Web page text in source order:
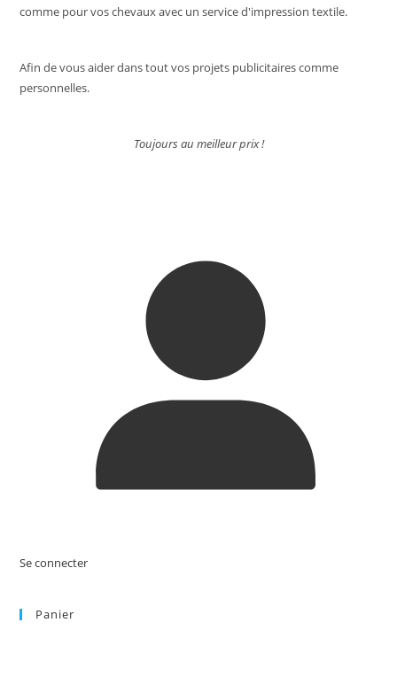
comme pour vos chevaux avec un service d'impression textile.
Afin de vous aider dans tout vos projets publicitaires comme
personnelles.
Toujours au meilleur prix !
Se connecter
Panier